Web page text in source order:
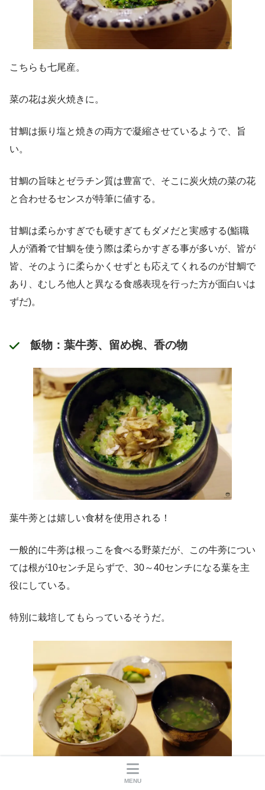
こちらも七尾産。
菜の花は炭火焼きに。
甘鯛は振り塩と焼きの両方で凝縮させているようで、旨
い。
甘鯛の旨味とゼラチン質は豊富で、そこに炭火焼の菜の花
と合わせるセンスが特筆に値する。
甘鯛は柔らかすぎでも硬すぎてもダメだと実感する(鮨職
人が酒肴で甘鯛を使う際は柔らかすぎる事が多いが、皆が
皆、そのように柔らかくせずとも応えてくれるのが甘鯛で
あり、むしろ他人と異なる食感表現を行った方が面白いは
ずだ)。
飯物：葉牛蒡、留め椀、香の物
葉牛蒡とは嬉しい食材を使用される！
一般的に牛蒡は根っこを食べる野菜だが、この牛蒡につい
ては根が10センチ足らずで、30～40センチになる葉を主
役にしている。
特別に栽培してもらっているそうだ。
MENU